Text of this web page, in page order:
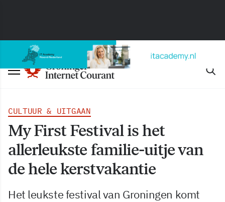
CULTUUR & UITGAAN
My First Festival is het
allerleukste familie-uitje van
de hele kerstvakantie
Het leukste festival van Groningen komt